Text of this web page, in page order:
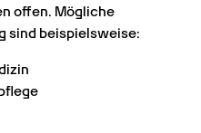
offen. Mögliche
sind beispielsweise: